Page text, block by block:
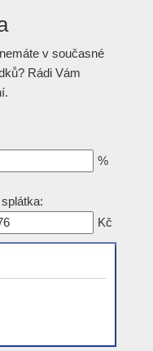
v současné
Rádi Vám
%
Kč